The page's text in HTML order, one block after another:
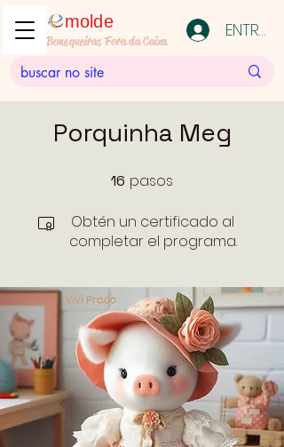
molde
Bonequeiras Fora da Caixa ENTRAR
Porquinha Meg
16 pasos
Obtén un certificado al
completar el programa.